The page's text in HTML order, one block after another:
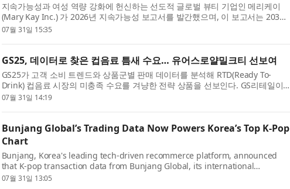
지속가능성과 여성 역량 강화에 헌신하는 선도적 글로벌 뷰티 기업인 메리케이
(Mary Kay Inc.) 가 2026년 지속가능성 보고서를 발간했으며, 이 보고서는 2030
년 목표를 향한 진전 상황을 요약하고, 2025년 및 최근 성과를 ...
07월 31일 15:35
GS25, 데이터로 찾은 컵음료 틈새 수요… 유어스로얄밀크티 선보여
GS25가 고객 소비 트렌드와 상품군별 판매 데이터를 분석해 RTD(Ready To-
Drink) 컵음료 시장의 미충족 수요를 겨냥한 전략 상품을 선보인다. GS리테일이
운영하는 편의점 GS25는 지난 29일 RTD 컵음료 신상품 ‘유어스로얄...
07월 31일 14:19
Bunjang Global’s Trading Data Now Powers Korea’s Top K-Pop
Chart
Bunjang, Korea's leading tech-driven recommerce platform, announced
that K-pop transaction data from Bunjang Global, its international
marketplace, is now officially incorporated into Hanteo Chart, Korea’s K...
07월 31일 13:05